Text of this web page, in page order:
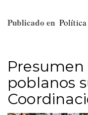
Publicado en Política
poblanos